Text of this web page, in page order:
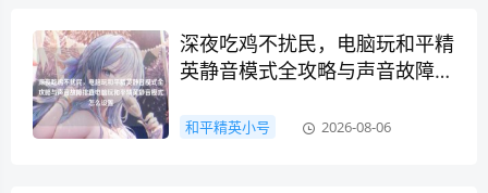
深夜吃鸡不扰民，电脑玩和平精
英静音模式全攻略与声音故障排
设置
和平精英小号 2026-08-06